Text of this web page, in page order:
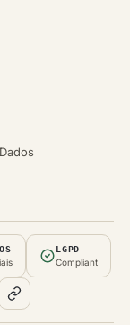
LGPD
Compliant